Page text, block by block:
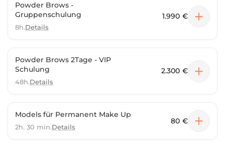
Powder Brows -
Gruppenschulung
8h.Details
1.990 €
Powder Brows 2Tage - VIP
Schulung
48h.Details
2.300 €
Models für Permanent Make Up
2h. 30 min.Details
80 €